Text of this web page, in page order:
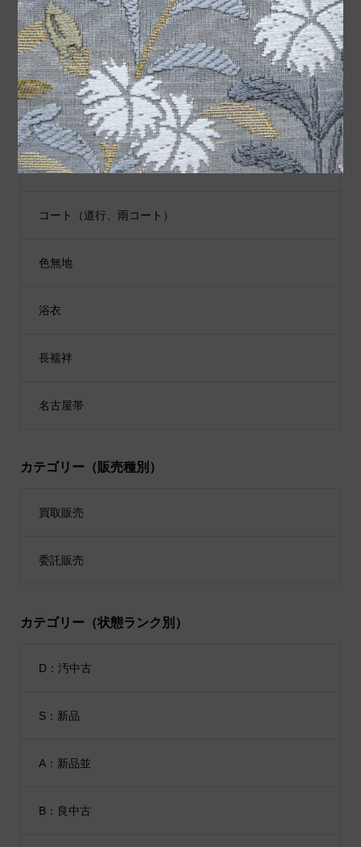
小物類
袋帯
男性用着物
江戸小紋
コート（道行、雨コート）
色無地
浴衣
長襦袢
名古屋帯
カテゴリー（販売種別）
買取販売
委託販売
カテゴリー（状態ランク別）
D：汚中古
S：新品
A：新品並
B：良中古